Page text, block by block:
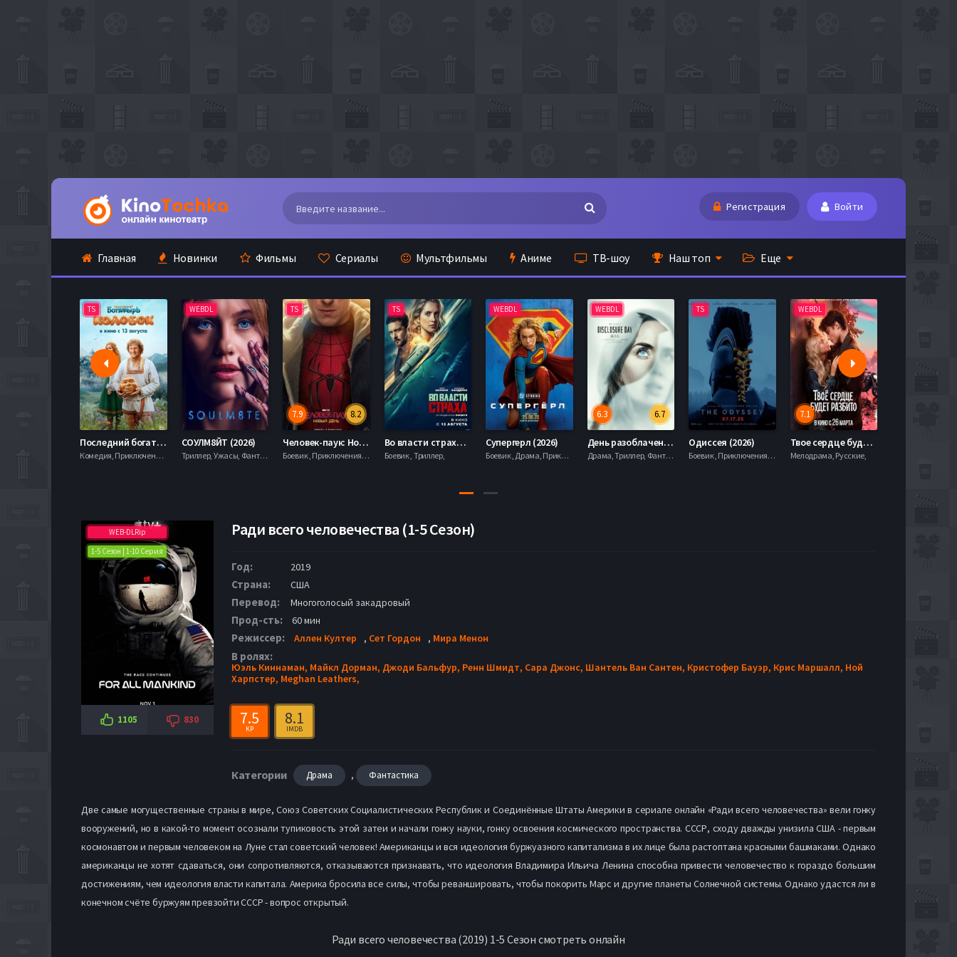
Регистрация Войти
Главная Новинки Фильмы Сериалы Мультфильмы Аниме ТВ-шоу Наш топ Еще
TS
Последний богатырь. Колобок (2026)
Комедия, Приключения, Фэнтези,
WEBDL
СОУЛМ8ЙТ (2026)
Триллер, Ужасы, Фантастика,
TS
8.2
7.9
Человек-паук: Новый день (2026)
Боевик , Приключения, Фантастика, Фэнтези,
TS
Во власти страха (2026)
Боевик , Триллер,
WEBDL
Супергерл (2026)
Боевик , Драма, Приключения, Фантастика,
WEBDL
6.7
6.3
День разоблачения (2026)
Драма, Триллер, Фантастика,
TS
Одиссея (2026)
Боевик , Приключения, Фэнтези,
WEBDL
7.1
Твое сердце будет разбито (2026)
Мелодрама, Русские,
WEB-DLRip
1-5 Сезон | 1-10 Серия
1105 830
Ради всего человечества (1-5 Сезон)
Год: 2019
Страна: США
Перевод: Многоголосый закадровый
Прод-сть: 60 мин
Режиссер: Аллен Култер , Сет Гордон , Мира Менон
В ролях:
Юэль Киннаман, Майкл Дорман, Джоди Бальфур, Ренн Шмидт, Сара Джонс, Шантель Ван Сантен, Кристофер Бауэр, Крис Маршалл, Ной
Харпстер, Meghan Leathers,
7.5
KP
8.1
IMDB
Категории Драма , Фантастика
Две самые могущественные страны в мире, Союз Советских Социалистических Республик и Соединённые Штаты Америки в сериале онлайн «Ради всего человечества» вели гонку
вооружений, но в какой-то момент осознали тупиковость этой затеи и начали гонку науки, гонку освоения космического пространства. СССР, сходу дважды унизила США - первым
космонавтом и первым человеком на Луне стал советский человек! Американцы и вся идеология буржуазного капитализма в их лице была растоптана красными башмаками. Однако
американцы не хотят сдаваться, они сопротивляются, отказываются признавать, что идеология Владимира Ильича Ленина способна привести человечество к гораздо большим
достижениям, чем идеология власти капитала. Америка бросила все силы, чтобы реваншировать, чтобы покорить Марс и другие планеты Солнечной системы. Однако удастся ли в
конечном счёте буржуям превзойти СССР - вопрос открытый.
Ради всего человечества (2019) 1-5 Сезон смотреть онлайн